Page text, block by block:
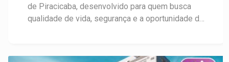
de Piracicaba, desenvolvido para quem busca
qualidade de vida, segurança e a oportunidade de
infraestrutura completa, incluindo ruas planejadas,